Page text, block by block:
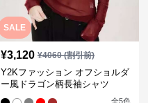
SALE
¥3,120 ¥4060(割引前)
Y2Kファッション オフショルダ
ー風ドラゴン柄長袖シャツ
全5色